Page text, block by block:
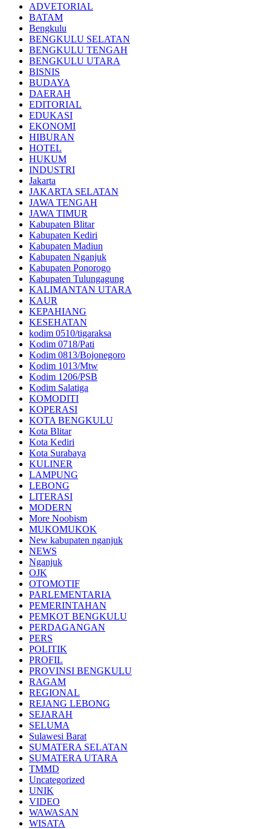
ADVETORIAL
BATAM
Bengkulu
BENGKULU SELATAN
BENGKULU TENGAH
BENGKULU UTARA
BISNIS
BUDAYA
DAERAH
EDITORIAL
EDUKASI
EKONOMI
HIBURAN
HOTEL
HUKUM
INDUSTRI
Jakarta
JAKARTA SELATAN
JAWA TENGAH
JAWA TIMUR
Kabupaten Blitar
Kabupaten Kediri
Kabupaten Madiun
Kabupaten Nganjuk
Kabupaten Ponorogo
Kabupaten Tulungagung
KALIMANTAN UTARA
KAUR
KEPAHIANG
KESEHATAN
kodim 0510/tigaraksa
Kodim 0718/Pati
Kodim 0813/Bojonegoro
Kodim 1013/Mtw
Kodim 1206/PSB
Kodim Salatiga
KOMODITI
KOPERASI
KOTA BENGKULU
Kota Blitar
Kota Kediri
Kota Surabaya
KULINER
LAMPUNG
LEBONG
LITERASI
MODERN
More Noobism
MUKOMUKOK
New kabupaten nganjuk
NEWS
Nganjuk
OJK
OTOMOTIF
PARLEMENTARIA
PEMERINTAHAN
PEMKOT BENGKULU
PERDAGANGAN
PERS
POLITIK
PROFIL
PROVINSI BENGKULU
RAGAM
REGIONAL
REJANG LEBONG
SEJARAH
SELUMA
Sulawesi Barat
SUMATERA SELATAN
SUMATERA UTARA
TMMD
Uncategorized
UNIK
VIDEO
WAWASAN
WISATA